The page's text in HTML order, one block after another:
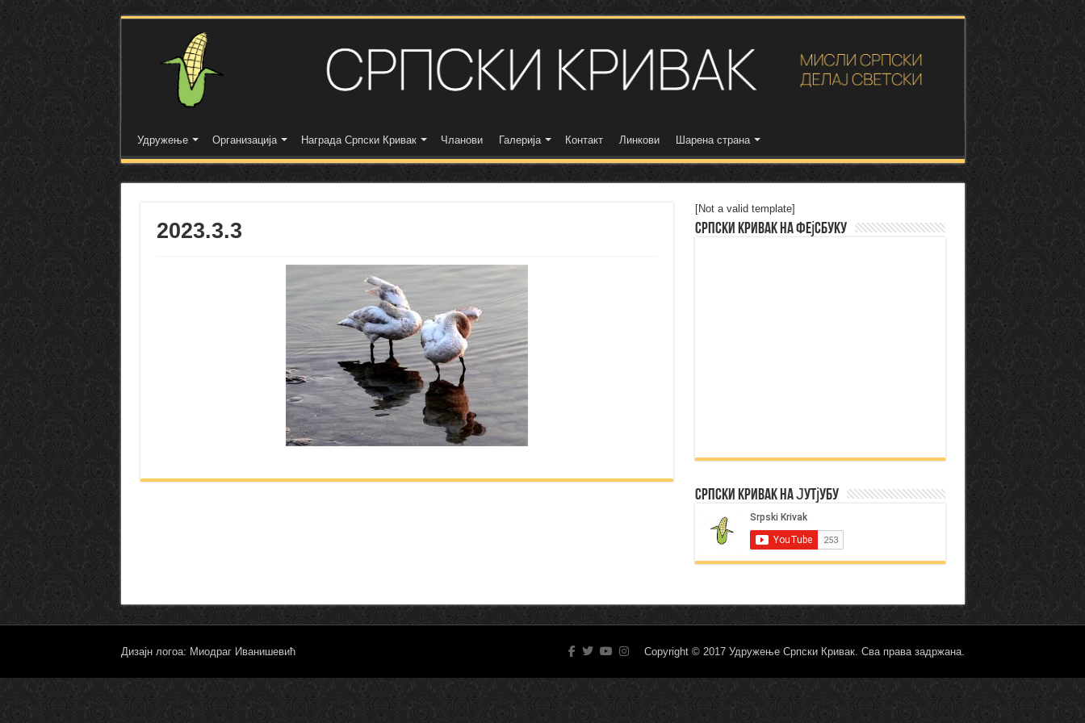
Удружење Организација Награда Српски Кривак Чланови Галерија Контакт Линкови Шарена страна
2023.3.3
[Not a valid template]
Српски Кривак на Фејсбуку
Српски Кривак на Јутјубу
Copyright © 2017 Удружење Српски Кривак. Сва права задржана.
Дизајн логоа: Миодраг Иванишевић